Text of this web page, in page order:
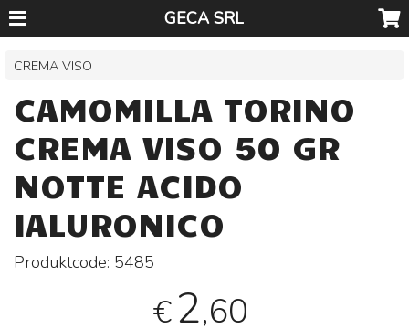
GECA SRL
CREMA VISO
CAMOMILLA TORINO
CREMA VISO 50 GR
NOTTE ACIDO
IALURONICO
Produktcode: 5485
€2,60